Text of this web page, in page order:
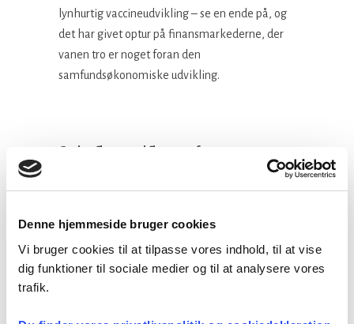
Denne hjemmeside bruger cookies
Vi bruger cookies til at tilpasse vores indhold, til at vise
dig funktioner til sociale medier og til at analysere vores
trafik.
lynhurtig vaccineudvikling – se en ende på, og
det har givet optur på finansmarkederne, der
vanen tro er noget foran den
samfundsøkonomiske udvikling.
Gode afkast med flot grøn farve
Den stærke fremgang på aktiemarkederne har
aktier,altså tech-aktier som fx Zoom, Netflix,
Amazon og Google. De seneste måneder er der
dog sket en bevægelse væk fra tech-aktierne